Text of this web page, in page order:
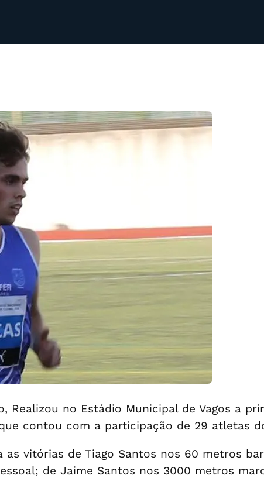
Realizou no Estádio Municipal de Vagos a
contou com a participação de 29 atletas
as vitórias de Tiago Santos nos 60 metros
de Jaime Santos nos 3000 metros